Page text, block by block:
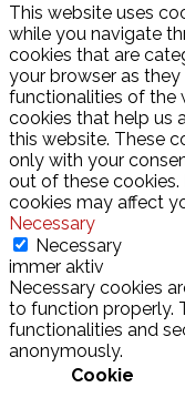
This website uses
while you navigate
cookies that are
your browser as
functionalities of the
cookies that help us
this website. These
only with your
out of these
cookies may affect
Necessary
Necessary
immer aktiv
Necessary cookies
to function properly.
functionalities and
anonymously.
Cookie